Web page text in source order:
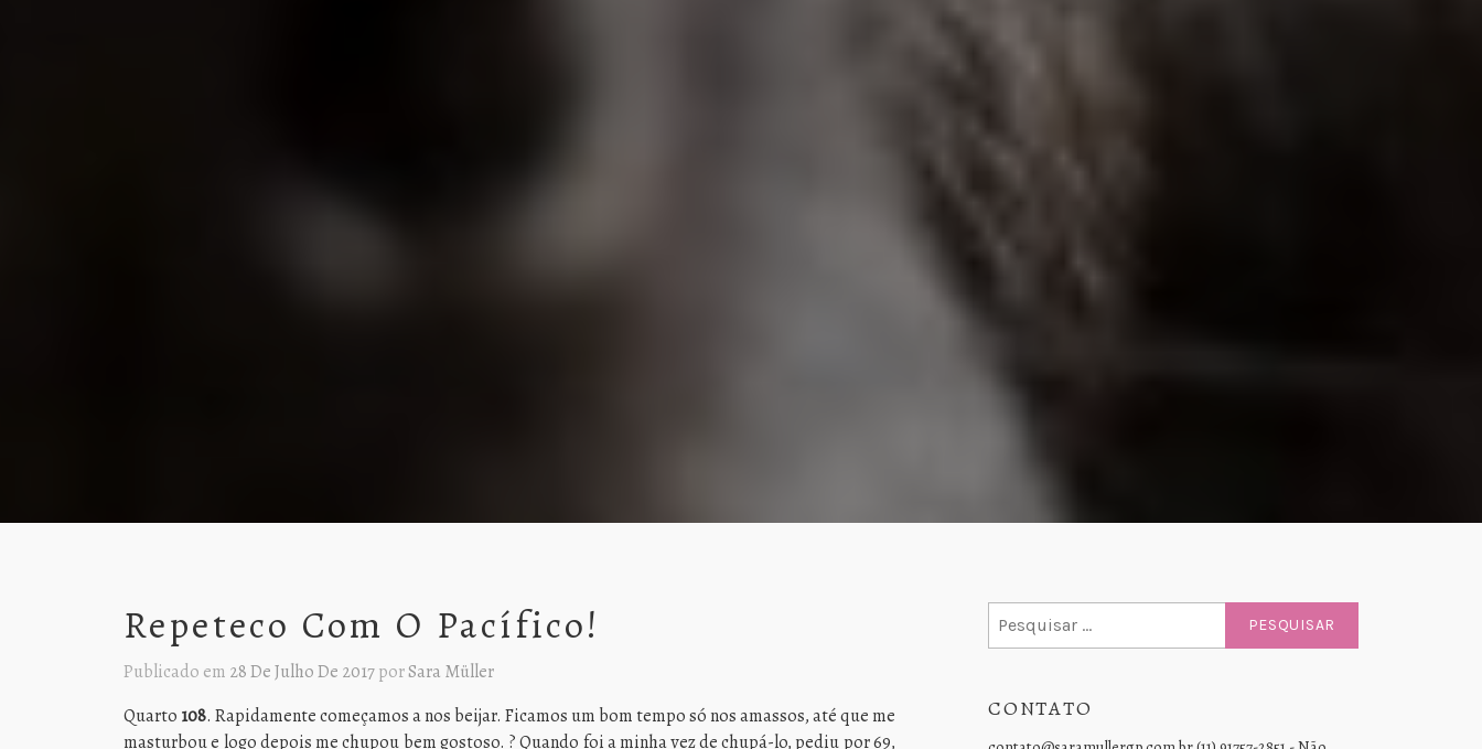
Repeteco Com O Pacífico!
Publicado em 28 De Julho De 2017porSara Müller
Quarto 108. Rapidamente começamos a nos beijar. Ficamos um bom tempo só nos amassos, até que me
masturbou e logo depois me chupou bem gostoso. ? Quando foi a minha vez de chupá-lo, pediu por 69,
por:
CONTATO